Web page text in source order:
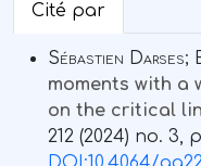
Cité par
Sébastien Darses;
moments with a
on the critical
212 (2024) no. 3,